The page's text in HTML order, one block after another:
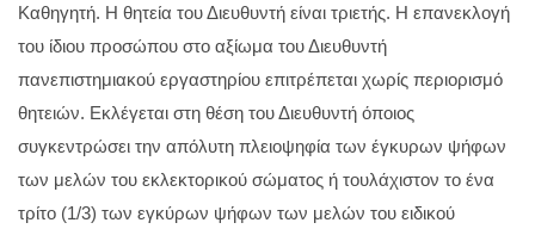
Καθηγητή. Η θητεία του Διευθυντή είναι τριετής. Η επανεκλογή
του ίδιου προσώπου στο αξίωμα του Διευθυντή
πανεπιστημιακού εργαστηρίου επιτρέπεται χωρίς περιορισμό
θητειών. Εκλέγεται στη θέση του Διευθυντή όποιος
συγκεντρώσει την απόλυτη πλειοψηφία των έγκυρων ψήφων
των μελών του εκλεκτορικού σώματος ή τουλάχιστον το ένα
τρίτο (1/3) των εγκύρων ψήφων των μελών του ειδικού